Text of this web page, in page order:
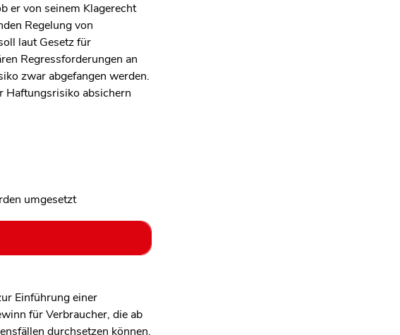
er von seinem Klagerecht
Regelung von
laut Gesetz für
Regressforderungen an
zwar abgefangen werden.
Haftungsrisiko absichern
umgesetzt
Einführung einer
für Verbraucher, die ab
durchsetzen können.